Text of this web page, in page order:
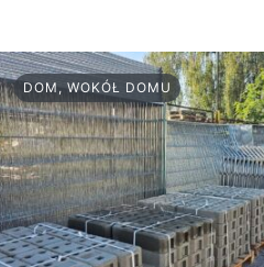
DOM, WOKÓŁ DOMU